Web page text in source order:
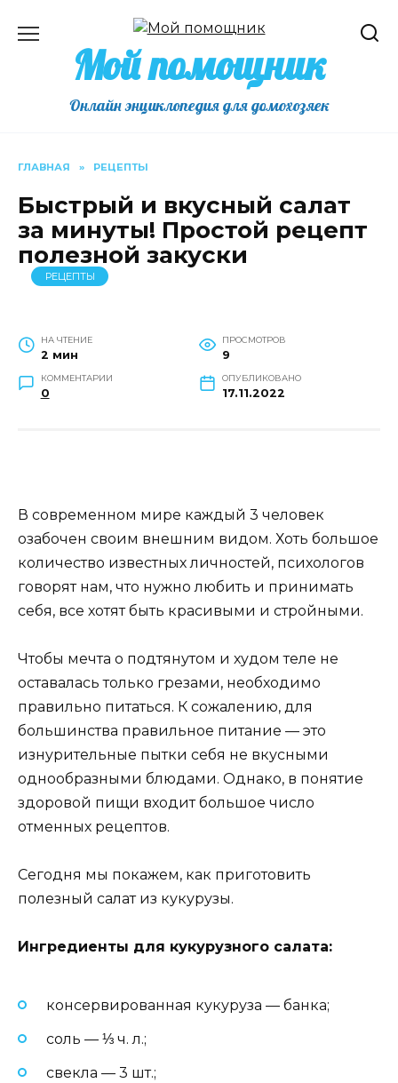
содержаниюМой помощник
Онлайн энциклопедия для домохозяек
ГЛАВНАЯ » РЕЦЕПТЫ
Быстрый и вкусный салат
за минуты! Простой рецепт
полезной закуски
РЕЦЕПТЫ
НА ЧТЕНИЕ
2 мин
ПРОСМОТРОВ
9
КОММЕНТАРИИ
0
ОПУБЛИКОВАНО
17.11.2022
В современном мире каждый 3 человек
озабочен своим внешним видом. Хоть большое
количество известных личностей, психологов
говорят нам, что нужно любить и принимать
себя, все хотят быть красивыми и стройными.
Чтобы мечта о подтянутом и худом теле не
оставалась только грезами, необходимо
правильно питаться. К сожалению, для
большинства правильное питание — это
изнурительные пытки себя не вкусными
однообразными блюдами. Однако, в понятие
здоровой пищи входит большое число
отменных рецептов.
Сегодня мы покажем, как приготовить
полезный салат из кукурузы.
Ингредиенты для кукурузного салата:
консервированная кукуруза — банка;
соль — ⅓ ч. л.;
свекла — 3 шт.;